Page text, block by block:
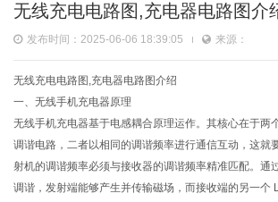
无线充电电路图,充电器电路图介
发布时间：2025-06-06 18:39:05 来源：
无线充电电路图,充电器电路图介绍
一、无线手机充电器原理
无线手机充电器基于电感耦合原理运作。其核心在于两
调谐电路，二者以相同的调谐频率进行通信互动，这就
射机的调谐频率必须与接收器的调谐频率精准匹配。通
调谐，发射端能够产生并传输磁场，而接收端的另一个